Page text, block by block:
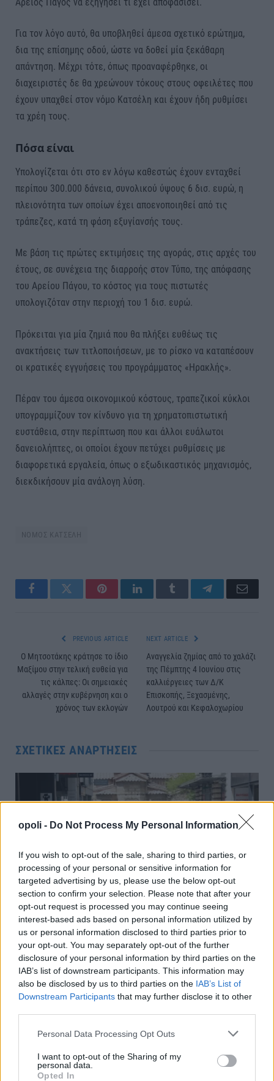
opoli - Do Not Process My Personal Information
If you wish to opt-out of the sale, sharing to third parties, or
processing of your personal or sensitive information for
targeted advertising by us, please use the below opt-out
section to confirm your selection. Please note that after your
opt-out request is processed you may continue seeing
interest-based ads based on personal information utilized by
us or personal information disclosed to third parties prior to
your opt-out. You may separately opt-out of the further
disclosure of your personal information by third parties on the
IAB’s list of downstream participants. This information may
also be disclosed by us to third parties on the IAB’s List of
Downstream Participants that may further disclose it to other
Personal Data Processing Opt Outs
I want to opt-out of the Sharing of my
personal data.
Opted In
Για τον λόγο αυτό, θα υποβληθεί άμεσα σχετικό ερώτημα,
δια της επίσημης οδού, ώστε να δοθεί μία ξεκάθαρη
απάντηση. Μέχρι τότε, όπως προαναφέρθηκε, οι
διαχειριστές δε θα χρεώνουν τόκους στους οφειλέτες που
έχουν υπαχθεί στον νόμο Κατσέλη και έχουν ήδη ρυθμίσει
τα χρέη τους.
Πόσα είναι
Υπολογίζεται ότι στο εν λόγω καθεστώς έχουν ενταχθεί
περίπου 300.000 δάνεια, συνολικού ύψους 6 δισ. ευρώ, η
πλειονότητα των οποίων έχει αποενοποιηθεί από τις
τράπεζες, κατά τη φάση εξυγίανσής τους.
Με βάση τις πρώτες εκτιμήσεις της αγοράς, στις αρχές του
έτους, σε συνέχεια της διαρροής στον Τύπο, της απόφασης
του Αρείου Πάγου, το κόστος για τους πιστωτές
υπολογιζόταν στην περιοχή του 1 δισ. ευρώ.
Πρόκειται για μία ζημιά που θα πλήξει ευθέως τις
ανακτήσεις των τιτλοποιήσεων, με το ρίσκο να καταπέσουν
οι κρατικές εγγυήσεις του προγράμματος «Ηρακλής».
Πέραν του άμεσα οικονομικού κόστους, τραπεζικοί κύκλοι
υπογραμμίζουν τον κίνδυνο για τη χρηματοπιστωτική
ευστάθεια, στην περίπτωση που και άλλοι ευάλωτοι
δανειολήπτες, οι οποίοι έχουν πετύχει ρυθμίσεις με
διαφορετικά εργαλεία, όπως ο εξωδικαστικός μηχανισμός,
διεκδικήσουν μία ανάλογη λύση.
ΝΟΜΟΣ ΚΑΤΣΕΛΗ
FacebookTwitter PinterestLinkedInTumblr TelegramEmail
PREVIOUS ARTICLE
Ο Μητσοτάκης κράτησε το ίδιο
Μαξίμου στην τελική ευθεία για
τις κάλπες: Οι σημειακές
αλλαγές στην κυβέρνηση και ο
χρόνος των εκλογών
NEXT ARTICLE
Αναγγελία ζημίας από το χαλάζι
της Πέμπτης 4 Ιουνίου στις
καλλιέργειες των Δ/Κ
Επισκοπής, Ξεχασμένης,
Λουτρού και Κεφαλοχωρίου
ΣΧΕΤΙΚΈΣ ΑΝΑΡΤΉΣΕΙΣ
”Τρέχουν” οι θερινές εκπτώσεις:Οδηγός για
ασφαλείς αγορές-Ποιες οι ”παγίδες”
Παρασκευή, 7 Αυγούστου 2026 10:06 ΠΜ